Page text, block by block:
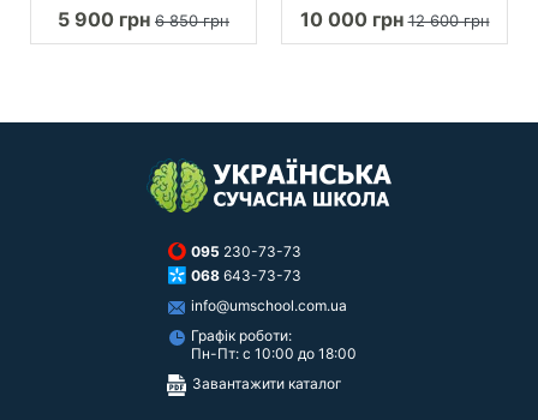
5 900 грн 6 850 грн 10 000 грн12 600 грн
095 230-73-73
068 643-73-73
info@umschool.com.ua
Графік роботи:
Пн-Пт: с 10:00 до 18:00
Завантажити каталог